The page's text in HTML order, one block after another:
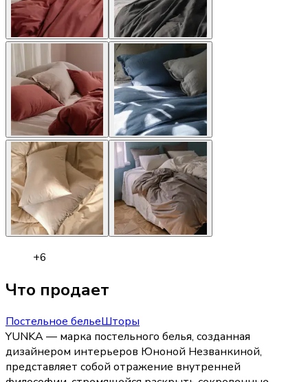
+6
Что продает
Постельное бельеШторы
YUNKA — марка постельного белья, созданная
дизайнером интерьеров Юноной Незванкиной,
представляет собой отражение внутренней